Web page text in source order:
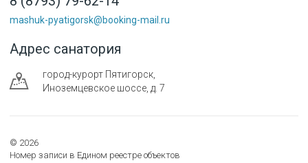
mashuk-pyatigorsk@booking-mail.ru
Адрес санатория
город-курорт Пятигорск
Иноземцевское шоссе, д. 7
© 2026
Номер записи в Едином реестре объектов